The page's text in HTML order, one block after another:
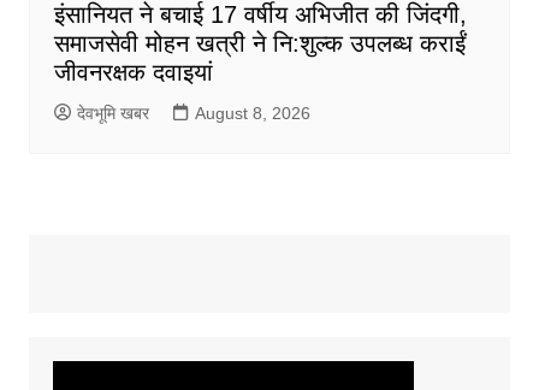
इंसानियत ने बचाई 17 वर्षीय अभिजीत की जिंदगी,
समाजसेवी मोहन खत्री ने नि:शुल्क उपलब्ध कराईं
जीवनरक्षक दवाइयां
देवभूमि खबर August 8, 2026